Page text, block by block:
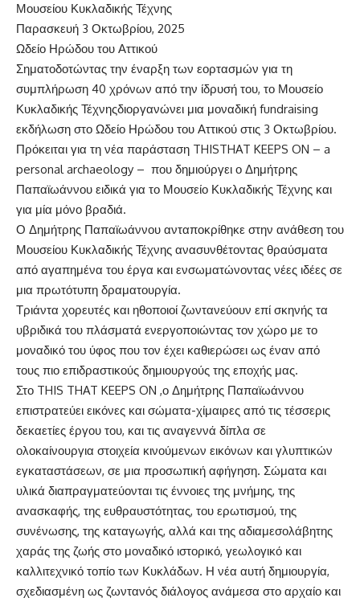
Μουσείου Κυκλαδικής Τέχνης
Παρασκευή 3 Οκτωβρίου, 2025
Ωδείο Ηρώδου του Αττικού
Σηματοδοτώντας την έναρξη των εορτασμών για τη
συμπλήρωση 40 χρόνων από την ίδρυσή του, το Μουσείο
Κυκλαδικής Τέχνηςδιοργανώνει μια μοναδική fundraising
εκδήλωση στο Ωδείο Ηρώδου του Αττικού στις 3 Οκτωβρίου.
Πρόκειται για τη νέα παράσταση THISTHAT KEEPS ON – a
personal archaeology – που δημιούργει ο Δημήτρης
Παπαϊωάννου ειδικά για το Μουσείο Κυκλαδικής Τέχνης και
για μία μόνο βραδιά.
Ο Δημήτρης Παπαϊωάννου ανταποκρίθηκε στην ανάθεση του
Μουσείου Κυκλαδικής Τέχνης ανασυνθέτοντας θραύσματα
από αγαπημένα του έργα και ενσωματώνοντας νέες ιδέες σε
μια πρωτότυπη δραματουργία.
Τριάντα χορευτές και ηθοποιοί ζωντανεύουν επί σκηνής τα
υβριδικά του πλάσματά ενεργοποιώντας τον χώρο με το
μοναδικό του ύφος που τον έχει καθιερώσει ως έναν από
τους πιο επιδραστικούς δημιουργούς της εποχής μας.
Στο THIS THAT KEEPS ON ,ο Δημήτρης Παπαϊωάννου
επιστρατεύει εικόνες και σώματα-χίμαιρες από τις τέσσερις
δεκαετίες έργου του, και τις αναγεννά δίπλα σε
ολοκαίνουργια στοιχεία κινούμενων εικόνων και γλυπτικών
εγκαταστάσεων, σε μια προσωπική αφήγηση. Σώματα και
υλικά διαπραγματεύονται τις έννοιες της μνήμης, της
ανασκαφής, της ευθραυστότητας, του ερωτισμού, της
συνένωσης, της καταγωγής, αλλά και της αδιαμεσολάβητης
χαράς της ζωής στο μοναδικό ιστορικό, γεωλογικό και
καλλιτεχνικό τοπίο των Κυκλάδων. Η νέα αυτή δημιουργία,
σχεδιασμένη ως ζωντανός διάλογος ανάμεσα στο αρχαίο και